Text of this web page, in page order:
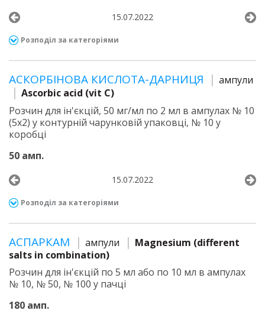
15.07.2022
Розподіл за категоріями
АСКОРБІНОВА КИСЛОТА-ДАРНИЦЯ
ампули
Ascorbic acid (vit C)
Розчин для ін'єкцій, 50 мг/мл по 2 мл в ампулах № 10
(5х2) у контурній чарунковій упаковці, № 10 у
коробці
50 амп.
15.07.2022
Розподіл за категоріями
АСПАРКАМ ампули
Magnesium (different
salts in combination)
Розчин для ін'єкцій по 5 мл або по 10 мл в ампулах
№ 10, № 50, № 100 у пачці
180 амп.